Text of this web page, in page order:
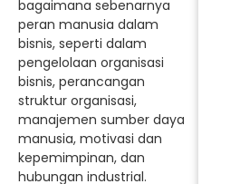
bagaimana sebenarnya
peran manusia dalam
bisnis, seperti dalam
pengelolaan organisasi
bisnis, perancangan
struktur organisasi,
manajemen sumber daya
manusia, motivasi dan
kepemimpinan, dan
hubungan industrial.